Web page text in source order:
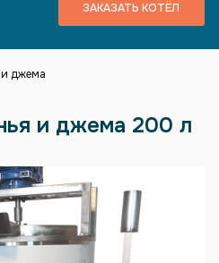
ЗАКАЗАТЬ КОТЁЛ
и джема
и джема 200 л